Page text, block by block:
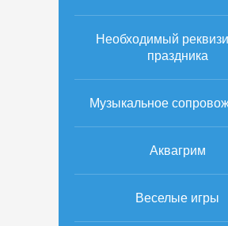
Необходимый
праздника
Музыкальное
Аквагрим
Веселые игры